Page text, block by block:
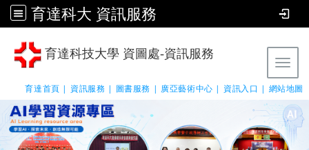
育達科大 資訊服務
育達科技大學 資圖處-資訊服務
育達首頁 | 資訊服務 | 圖書服務 | 廣亞藝術中心 | 資訊入口 | 網站地圖